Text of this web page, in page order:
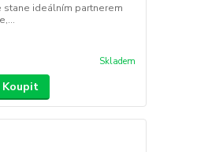
stane ideálním partnerem
Skladem
Koupit